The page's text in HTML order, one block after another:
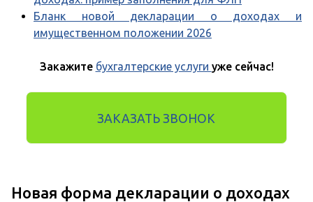
Бланк новой декларации о доходах и
имущественном положении 2026
Закажите бухгалтерские услуги уже сейчас!
ЗАКАЗАТЬ ЗВОНОК
Новая форма декларации о доходах